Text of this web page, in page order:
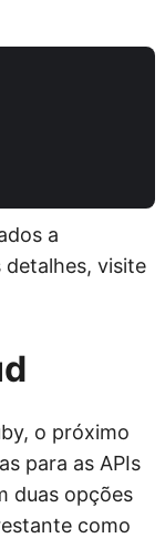
a
visite
o próximo
para as APIs
duas opções
como